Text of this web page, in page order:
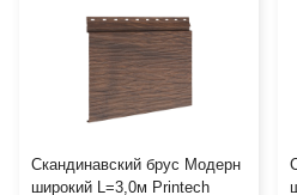
Скандинавский брус Модерн
широкий L=3,0м Printech